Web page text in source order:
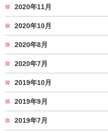
2020年11月
2020年10月
2020年8月
2020年7月
2019年10月
2019年9月
2019年7月